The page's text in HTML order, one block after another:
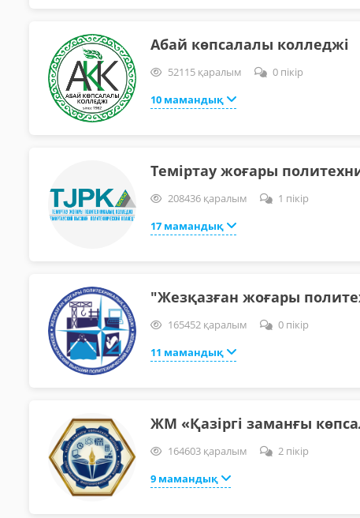
Абай көпсалалы колледжі
52115 қаралым
0 пікір
10 мамандық
Теміртау жоғары
208436 қаралым
1 пікір
17 мамандық
"Жезқазған жоғары
165452 қаралым
0 пікір
11 мамандық
ЖМ «Қазіргі заманғы
164603 қаралым
2 пікір
9 мамандық